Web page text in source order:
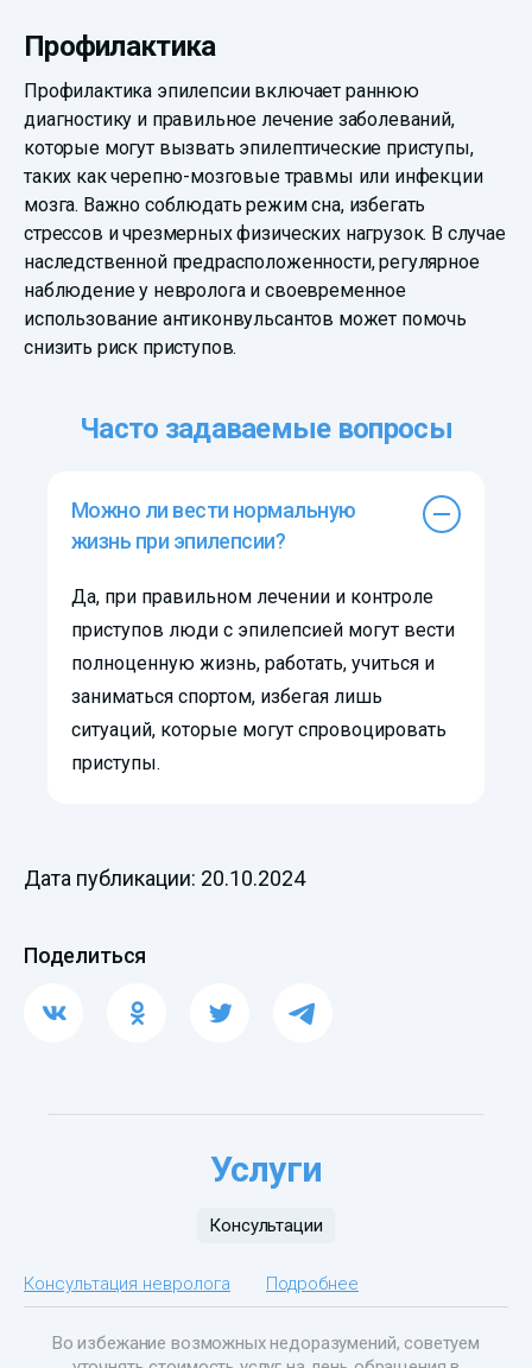
Профилактика
Профилактика эпилепсии включает раннюю
диагностику и правильное лечение заболеваний,
которые могут вызвать эпилептические приступы,
таких как черепно-мозговые травмы или инфекции
мозга. Важно соблюдать режим сна, избегать
стрессов и чрезмерных физических нагрузок. В случае
наследственной предрасположенности, регулярное
наблюдение у невролога и своевременное
использование антиконвульсантов может помочь
снизить риск приступов.
Часто задаваемые вопросы
Можно ли вести нормальную
жизнь при эпилепсии?
Да, при правильном лечении и контроле
приступов люди с эпилепсией могут вести
полноценную жизнь, работать, учиться и
заниматься спортом, избегая лишь
ситуаций, которые могут спровоцировать
приступы.
Дата публикации: 20.10.2024
Поделиться
Услуги
Консультации
Консультация невролога Подробнее
Во избежание возможных недоразумений, советуем